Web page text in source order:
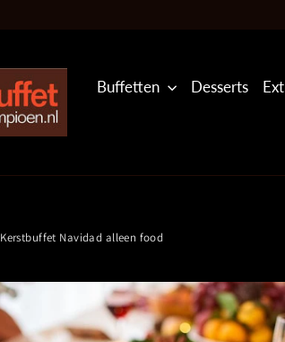
Buffetten Desserts
Kerstbuffet Navidad alleen food